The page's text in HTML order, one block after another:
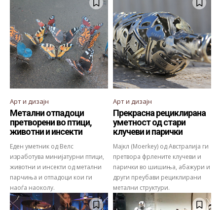
Арт и дизајн
Метални отпадоци
претворени во птици,
животни и инсекти
Еден уметник од Велс
изработува минијатурни птици,
животни и инсекти од метални
парчиња и отпадоци кои ги
наоѓа наоколу.
Арт и дизајн
Прекрасна рециклирана
уметност од стари
клучеви и парички
Мајкл (Moerkey) од Австралија ги
претвора фрлените клучеви и
парички во шишиња, абажури и
други преубави рециклирани
метални структури.